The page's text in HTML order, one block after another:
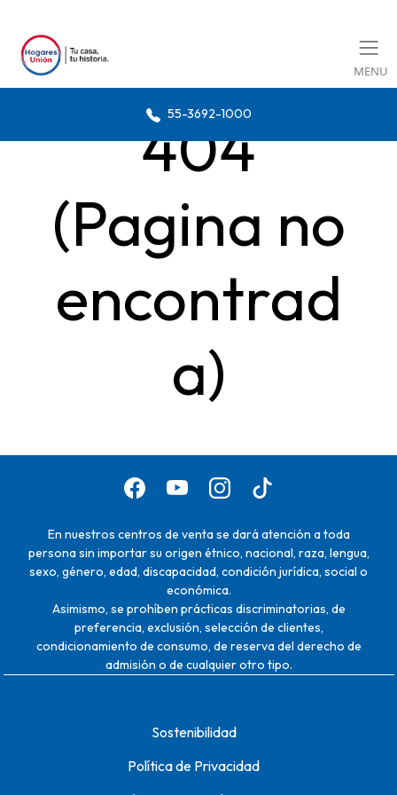
MENU
55-3692-1000
404
(Pagina no
encontrad
a)
En nuestros centros de venta se dará atención a toda
persona sin importar su origen étnico, nacional, raza, lengua,
sexo, género, edad, discapacidad, condición jurídica, social o
económica.
Asimismo, se prohíben prácticas discriminatorias, de
preferencia, exclusión, selección de clientes,
condicionamiento de consumo, de reserva del derecho de
admisión o de cualquier otro tipo.
Sostenibilidad
Política de Privacidad